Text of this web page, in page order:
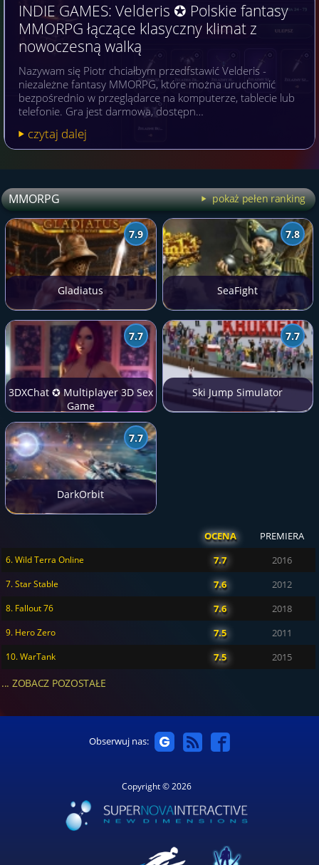
INDIE GAMES: Velderis ✪ Polskie fantasy
MMORPG łączące klasyczny klimat z
nowoczesną walką
Nazywam się Piotr chciałbym przedfstawić Velderis -
niezależne fantasy MMORPG, które można uruchomić
bezpośrednio w przeglądarce na komputerze, tablecie lub
telefonie. Gra jest darmowa, dostępn…
czytaj dalej
MMORPG pokaż pełen ranking
7.9
Gladiatus
7.8
SeaFight
7.7
3DXChat ✪ Multiplayer 3D Sex
Game
7.7
Ski Jump Simulator
7.7
DarkOrbit
OCENA PREMIERA
6. Wild Terra Online 7.7 2016
7. Star Stable 7.6 2012
8. Fallout 76 7.6 2018
9. Hero Zero 7.5 2011
10. WarTank 7.5 2015
... ZOBACZ POZOSTAŁE
Obserwuj nas:
Copyright © 2026